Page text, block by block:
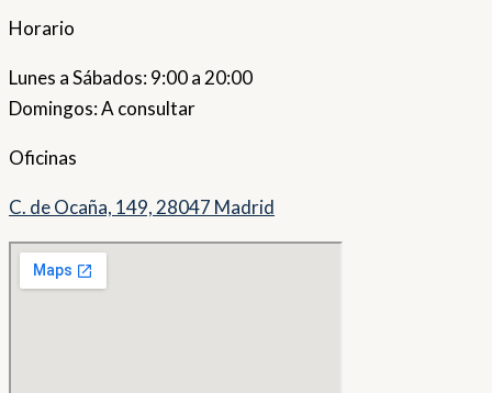
Horario
Lunes a Sábados: 9:00 a 20:00
Domingos: A consultar
Oficinas
C. de Ocaña, 149, 28047 Madrid